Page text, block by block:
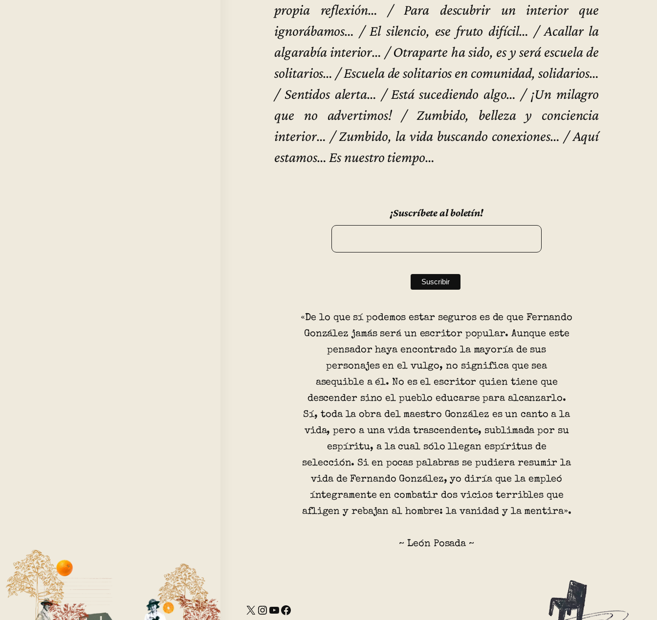
propia reflexión… / Para descubrir un interior que
ignorábamos… / El silencio, ese fruto difícil… / Acallar la
algarabía interior… / Otraparte ha sido, es y será escuela de
solitarios… / Escuela de solitarios en comunidad, solidarios…
/ Sentidos alerta… / Está sucediendo algo… / ¡Un milagro
que no advertimos! / Zumbido, belleza y conciencia
interior… / Zumbido, la vida buscando conexiones… / Aquí
estamos… Es nuestro tiempo…
¡Suscríbete al boletín!
«De lo que sí podemos estar seguros es de que Fernando
González jamás será un escritor popular. Aunque este
pensador haya encontrado la mayoría de sus
personajes en el vulgo, no significa que sea
asequible a él. No es el escritor quien tiene que
descender sino el pueblo educarse para alcanzarlo.
Sí, toda la obra del maestro González es un canto a la
vida, pero a una vida trascendente, sublimada por su
espíritu, a la cual sólo llegan espíritus de
selección. Si en pocas palabras se pudiera resumir la
vida de Fernando González, yo diría que la empleó
íntegramente en combatir dos vicios terribles que
afligen y rebajan al hombre: la vanidad y la mentira».
~ León Posada ~
X Instagram YouTube Facebook